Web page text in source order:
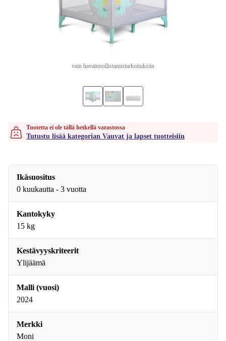
vain havainnollistamistarkoituksiin
Tuotetta ei ole tällä hetkellä varastossa
Tutustu lisää kategorian Vauvat ja lapset tuotteisiin
Ikäsuositus
0 kuukautta - 3 vuotta
Kantokyky
15 kg
Kestävyyskriteerit
Ylijäämä
Malli (vuosi)
2024
Merkki
Moni